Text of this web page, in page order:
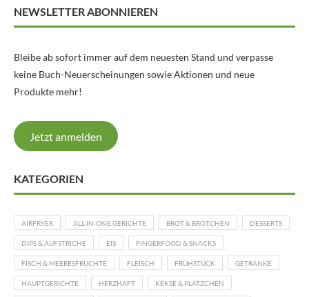
NEWSLETTER ABONNIEREN
Bleibe ab sofort immer auf dem neuesten Stand und verpasse
keine Buch-Neuerscheinungen sowie Aktionen und neue
Produkte mehr!
Jetzt anmelden
KATEGORIEN
AIRFRYER ALL-IN-ONE GERICHTE BROT & BRÖTCHEN DESSERTS
DIPS & AUFSTRICHE EIS FINGERFOOD & SNACKS
FISCH & MEERESFRÜCHTE FLEISCH FRÜHSTÜCK GETRÄNKE
HAUPTGERICHTE HERZHAFT KEKSE & PLÄTZCHEN